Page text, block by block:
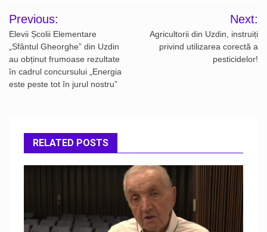
Post
navigation
Previous:
Elevii Școlii Elementare
„Sfântul Gheorghe” din Uzdin
au obținut frumoase rezultate
în cadrul concursului „Energia
este peste tot în jurul nostru”
Next:
Agricultorii din Uzdin, instruiți
privind utilizarea corectă a
pesticidelor!
RELATED POSTS